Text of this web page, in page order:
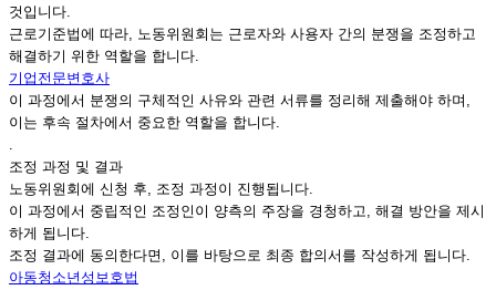
것입니다.
근로기준법에 따라, 노동위원회는 근로자와 사용자 간의 분쟁을 조정하고
해결하기 위한 역할을 합니다.
기업전문변호사
이 과정에서 분쟁의 구체적인 사유와 관련 서류를 정리해 제출해야 하며,
이는 후속 절차에서 중요한 역할을 합니다.
.
조정 과정 및 결과
노동위원회에 신청 후, 조정 과정이 진행됩니다.
이 과정에서 중립적인 조정인이 양측의 주장을 경청하고, 해결 방안을 제시
하게 됩니다.
조정 결과에 동의한다면, 이를 바탕으로 최종 합의서를 작성하게 됩니다.
아동청소년성보호법